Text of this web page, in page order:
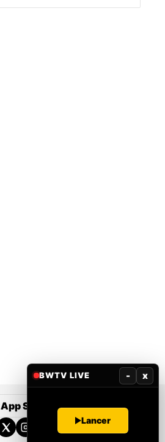
App Store Google Play
BWTV LIVE - x
Lancer